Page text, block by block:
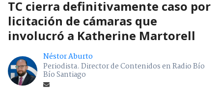
TC cierra definitivamente caso por
licitación de cámaras que
involucró a Katherine Martorell
Néstor Aburto
Periodista. Director de Contenidos en Radio Bío
Bío Santiago